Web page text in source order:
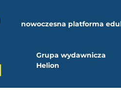
nowoczesna platforma
Grupa wydawnicza
Helion